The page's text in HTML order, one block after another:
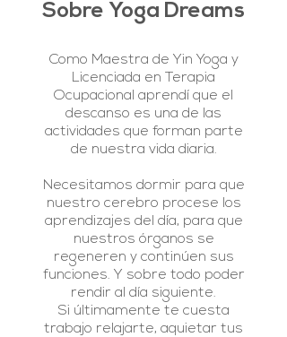
Sobre Yoga Dreams
Como Maestra de Yin Yoga y
Licenciada en Terapia
Ocupacional aprendí que el
descanso es una de las
actividades que forman parte
de nuestra vida diaria.
Necesitamos dormir para que
nuestro cerebro procese los
aprendizajes del día, para que
nuestros órganos se
regeneren y continúen sus
funciones. Y sobre todo poder
rendir al día siguiente.
Si últimamente te cuesta
trabajo relajarte, aquietar tus